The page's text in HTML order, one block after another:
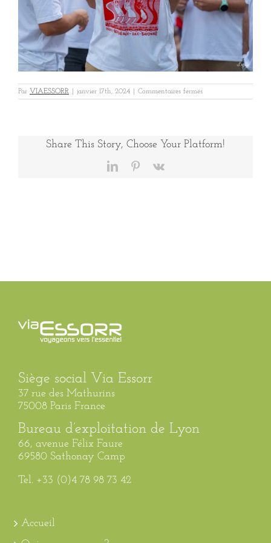
Par VIAESSORR janvier 17th, 2024 Commentaires ferméssur
Gree-
Share This Story, Choose Your Platform!
LinkedInPinterest
Vk
Siège social Via Essorr
37 rue des Mathurins
75008 Paris France
Bureau d’exploitation de Lyon
66, avenue Félix Faure
69580 Sathonay Camp
Tel. +33 (0)4 78 98 73 42
Accueil